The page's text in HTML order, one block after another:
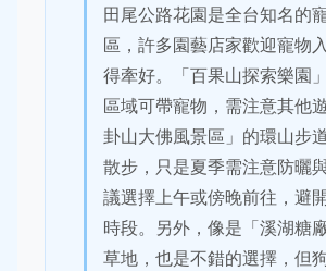
田尾公路花園是全台知名的
區，許多園藝店家歡迎寵物
得牽好。「百果山探索樂園
區域可帶寵物，需注意其他
卦山大佛風景區」的環山步
散步，只是夏季需注意防曬
議選擇上午或傍晚前往，避
時段。另外，像是「溪湖糖
草地，也是不錯的選擇，但